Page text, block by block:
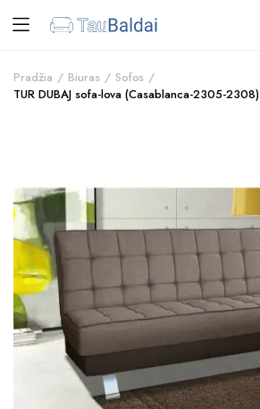
Pradžia Biuras
Sofos
TUR DUBAJ sofa-lova (Casablanca-2305-2308)